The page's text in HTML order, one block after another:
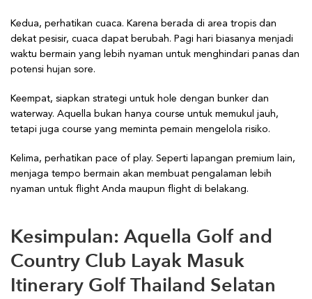
Kedua, perhatikan cuaca. Karena berada di area tropis dan
dekat pesisir, cuaca dapat berubah. Pagi hari biasanya menjadi
waktu bermain yang lebih nyaman untuk menghindari panas dan
potensi hujan sore.
Keempat, siapkan strategi untuk hole dengan bunker dan
waterway. Aquella bukan hanya course untuk memukul jauh,
tetapi juga course yang meminta pemain mengelola risiko.
Kelima, perhatikan pace of play. Seperti lapangan premium lain,
menjaga tempo bermain akan membuat pengalaman lebih
nyaman untuk flight Anda maupun flight di belakang.
Kesimpulan: Aquella Golf and
Country Club Layak Masuk
Itinerary Golf Thailand Selatan